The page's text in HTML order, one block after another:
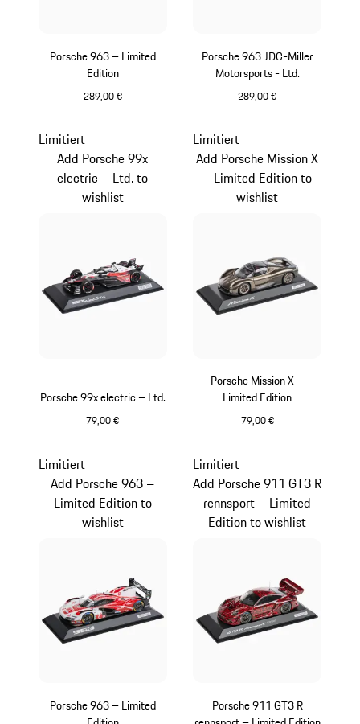
Porsche 963 – Limited
Edition
289,00 €
Porsche 963 JDC-Miller
Motorsports - Ltd.
289,00 €
Porsche 99x electric – Ltd.
79,00 €
Limitiert
Add Porsche 99x
electric – Ltd. to
wishlist
Porsche Mission X –
Limited Edition
79,00 €
Limitiert
Add Porsche Mission X
– Limited Edition to
wishlist
Porsche 963 – Limited
Limitiert
Add Porsche 963 –
Limited Edition to
wishlist
Porsche 911 GT3 R
Limitiert
Add Porsche 911 GT3 R
rennsport – Limited
Edition to wishlist